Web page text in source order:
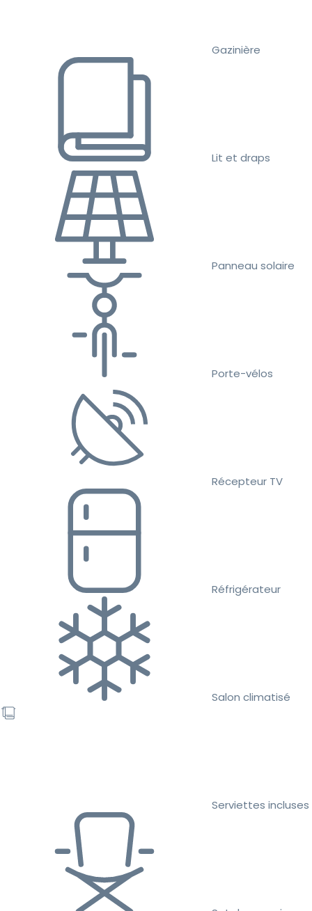
Gazinière
Lit et draps
Panneau solaire
Porte-vélos
Récepteur TV
Réfrigérateur
Salon climatisé
Serviettes incluses